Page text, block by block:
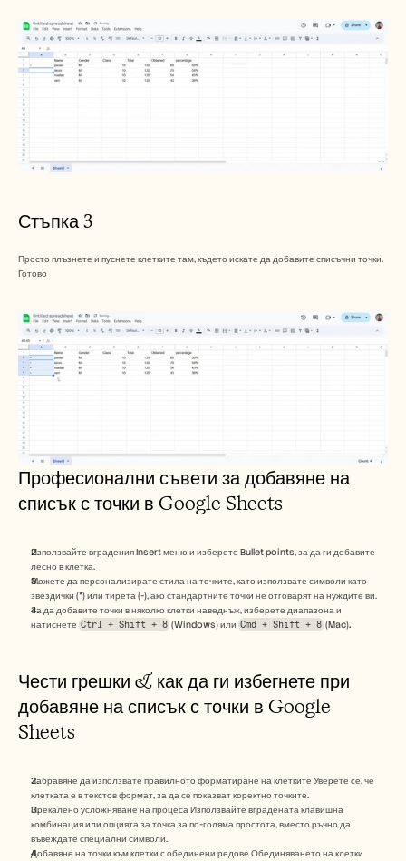
Стъпка 3
Просто плъзнете и пуснете клетките там, където искате да добавите списъчни точки.
Готово
Професионални съвети за добавяне на
списък с точки в Google Sheets
Използвайте вградения Insert меню и изберете Bullet points, за да ги добавите
лесно в клетка.
Можете да персонализирате стила на точките, като използвате символи като
звездички (*) или тирета (-), ако стандартните точки не отговарят на нуждите ви.
За да добавите точки в няколко клетки наведнъж, изберете диапазона и
натиснете Ctrl + Shift + 8 (Windows) или Cmd + Shift + 8 (Mac).
Чести грешки & как да ги избегнете при
добавяне на списък с точки в Google
Sheets
Забравяне да използвате правилното форматиране на клетките Уверете се, че
клетката е в текстов формат, за да се показват коректно точките.
Прекалено усложняване на процеса Използвайте вградената клавишна
комбинация или опцията за точка за по-голяма простота, вместо ръчно да
въвеждате специални символи.
Добавяне на точки към клетки с обединени редове Обединяването на клетки